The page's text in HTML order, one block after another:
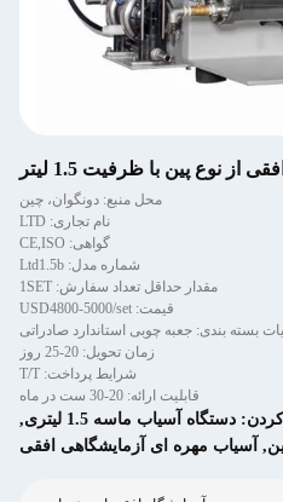
نوع پین با ظرفیت 1.5 لیتر
محل منبع: دونگوان، چین
نام تجاری: LTD
گواهی: CE,ISO
شماره مدل: Ltd1.5b
مقدار حداقل تعداد سفارش: 1SET
قیمت: USD4800-5000/set
بسته بندی: جعبه چوبی استاندارد صادراتی
زمان تحویل: 20-25 روز
شرایط پرداخت: T/T
قابلیت ارائه: 20-30 ست در ماه
دستگاه آسیاب ماسه 1.5 لیتری
,
, آسیاب مهره ای آزمایشگاهی افقی